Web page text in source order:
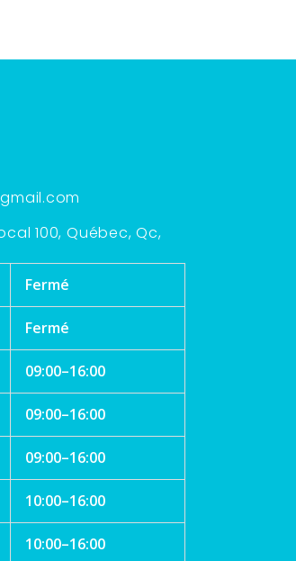
100, Québec, Qc,
Fermé
Fermé
09:00–16:00
09:00–16:00
09:00–16:00
10:00–16:00
10:00–16:00